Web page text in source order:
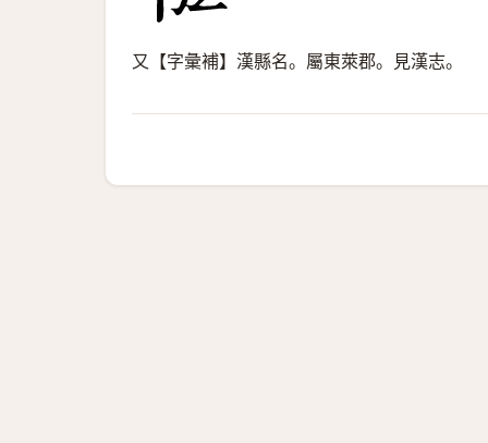
又【字彙補】漢縣名。屬東萊郡。見漢志。